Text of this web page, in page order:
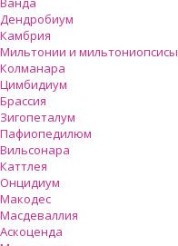
Дендробиум
Камбрия
Мильтонии и мильтониопсисы
Колманара
Цимбидиум
Брассия
Зигопеталум
Пафиопедилюм
Вильсонара
Каттлея
Онцидиум
Макодес
Масдеваллия
Аскоценда